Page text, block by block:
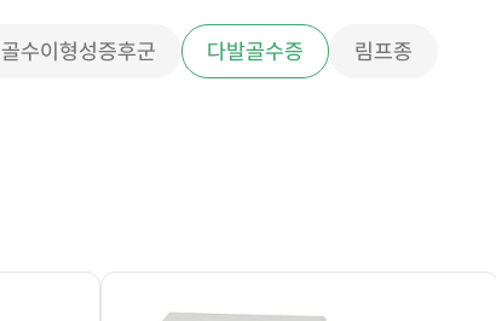
골수이형성증후군 다발골수증 림프종